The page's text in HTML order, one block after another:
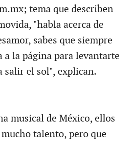
tema que describen
"habla acerca de
sabes que siempre
a la página para levantarte
salir el sol", explican.
musical de México, ellos
talento, pero que